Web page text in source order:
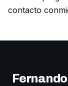
contacto